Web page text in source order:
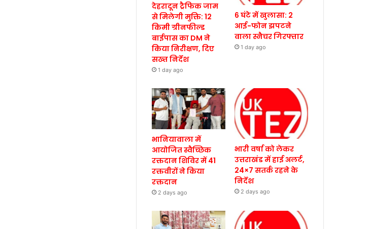
देहरादून ट्रैफिक जाम
से मिलेगी मुक्ति: 12
किमी ग्रीनफील्ड
बाईपास का DM ने
किया निरीक्षण, दिए
सख्त निर्देश
1 day ago
6 घंटे में खुलासा: 2
आई-फोन झपटने
वाला स्नैचर गिरफ्तार
1 day ago
भानियावाला में
आयोजित स्वैच्छिक
रक्तदान शिविर में 41
रक्तवीरों ने किया
रक्तदान
2 days ago
भारी वर्षा को लेकर
उत्तराखंड में हाई अलर्ट,
24×7 सतर्क रहने के
निर्देश
2 days ago